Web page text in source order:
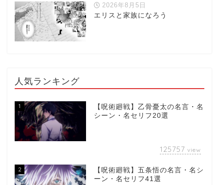
2026年8月5日
エリスと家族になろう
人気ランキング
1
【呪術廻戦】乙骨憂太の名言・名
シーン・名セリフ20選
125757 view
2
【呪術廻戦】五条悟の名言・名シ
ーン・名セリフ41選